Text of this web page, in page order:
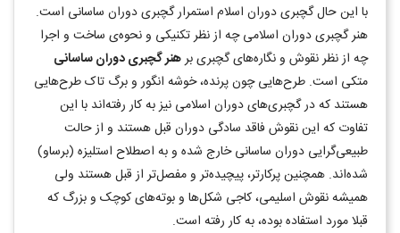
با این حال گچبری دوران اسلام استمرار گچبری دوران ساسانی است.
هنر گچبری دوران اسلامی چه از نظر تکنیکی و نحوه‌ی ساخت و اجرا
چه از نظر نقوش و نگاره‌های گچبری برهنر گچبری دوران ساسانی
متکی است. طرح‌هایی چون پرنده، خوشه انگور و برگ تاک طرح‌هایی
هستند که در گچبری‌های دوران اسلامی نیز به کار رفته‌اند با این
تفاوت که این نقوش فاقد سادگی دوران قبل هستند و از حالت
طبیعی‌گرایی دوران ساسانی خارج شده و به اصطلاح استلیزه (برساو)
شده‌اند. همچنین پرکارتر، پیچیده‌تر و مفصل‌تر از قبل هستند ولی
همیشه نقوش اسلیمی، کاجی‌ شکل‌ها و بوته‌های کوچک و بزرگ که
قبلا مورد استفاده بوده، به کار رفته است.